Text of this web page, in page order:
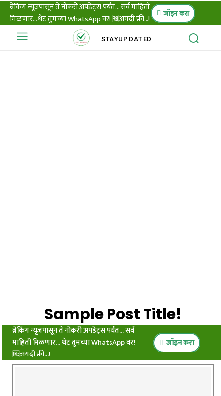
ब्रेकिंग न्यूजपासून ते नोकरी अपडेट्स पर्यंत... सर्व माहिती
मिळणार... थेट तुमच्या WhatsApp वर! 🆓अगदी फ्री...!
जॉइन करा
STAYUPDATED
Sample Post Title!
ब्रेकिंग न्यूजपासून ते नोकरी अपडेट्स पर्यंत... सर्व
माहिती मिळणार... थेट तुमच्या WhatsApp वर!
🆓अगदी फ्री...!
जॉइन करा